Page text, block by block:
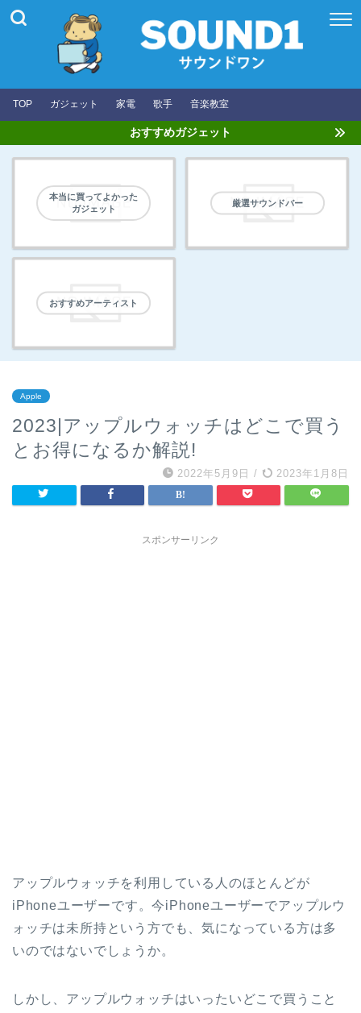
TOP ガジェット 家電 歌手 音楽教室
おすすめガジェット
本当に買ってよかった
ガジェット
厳選サウンドバー
おすすめアーティスト
Apple
2023|アップルウォッチはどこで買う
とお得になるか解説!
2022年5月9日 / 2023年1月8日
スポンサーリンク
アップルウォッチを利用している人のほとんどが
iPhoneユーザーです。今iPhoneユーザーでアップルウ
ォッチは未所持という方でも、気になっている方は多
いのではないでしょうか。
しかし、アップルウォッチはいったいどこで買うこと